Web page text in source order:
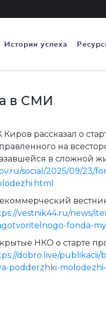
Истории успеха
в СМИ
Киров рассказал о
на
в сложной
social/2025/09/23/
vestnik44.ru/news/
fonda-
НКО о старте
dobro.live/
podderzhki-